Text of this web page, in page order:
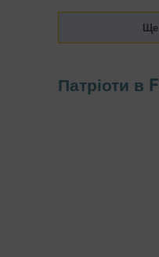
Патріоти в